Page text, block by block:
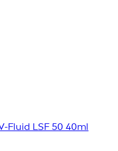
Fluid LSF 50 40ml